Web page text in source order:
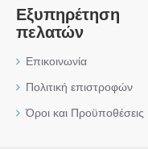
Εξυπηρέτηση
πελατών
Επικοινωνία
Πολιτική επιστροφών
Όροι και Προϋποθέσεις